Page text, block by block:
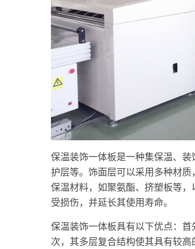
保温装饰一体板是一种集保温、
护层等。饰面层可以采用多种材
保温材料，如聚氨酯、挤塑板等
受损伤，并延长其使用寿命。
保温装饰一体板具有以下优点：
次，其多层复合结构使其具有较